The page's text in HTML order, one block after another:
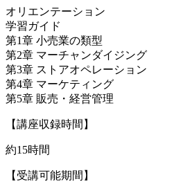
オリエンテーション
学習ガイド
第1章 小売業の類型
第2章 マーチャンダイジング
第3章 ストアオペレーション
第4章 マーケティング
第5章 販売・経営管理
【講座収録時間】
約15時間
【受講可能期間】